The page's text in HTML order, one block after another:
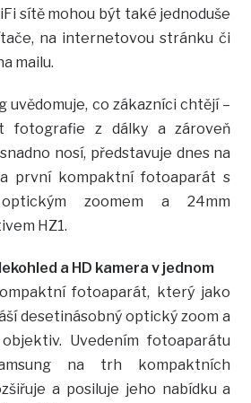
sítě mohou být také jednoduše
na internetovou stránku či
mailu.
uvědomuje, co zákazníci chtějí –
fotografie z dálky a zároveň
nosí, představuje dnes na
první kompaktní fotoaparát s
optickým zoomem a 24mm
HZ1.
a HD kamera v jednom
fotoaparát, který jako
desetinásobný optický zoom a
Uvedením fotoaparátu
na trh kompaktních
a posiluje jeho nabídku a